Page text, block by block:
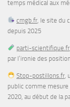
temps médical aux
cmgb.fr , le site du
depuis 2025
parti-scientifique.fr
par l’ironie des
Stop-postillons.fr
public comme
2020, au début de la